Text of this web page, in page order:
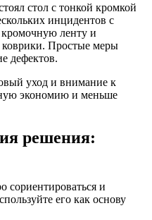
стол с тонкой кромкой
инцидентов с
ленту и
коврики. Простые меры
дефектов.
уход и внимание к
экономию и меньше
решения:
сориентироваться и
его как основу